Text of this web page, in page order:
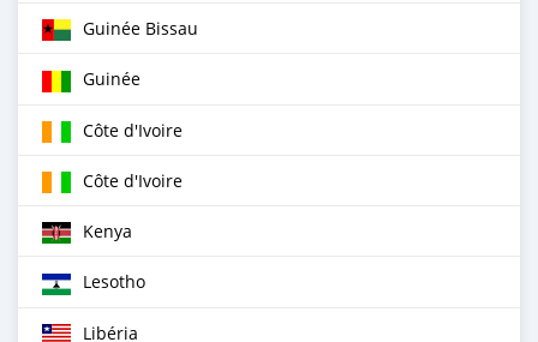
Guinée Bissau
Guinée
Côte d'Ivoire
Côte d'Ivoire
Kenya
Lesotho
Libéria